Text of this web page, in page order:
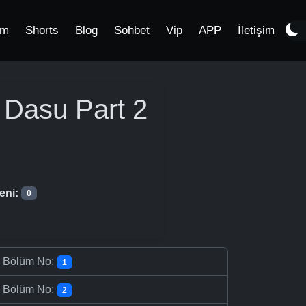
Shorts Blog Sohbet Vip APP İletişim
Part 2
0
Bölüm No: 1
Bölüm No: 2